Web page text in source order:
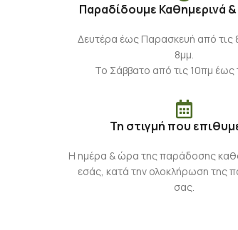
Παραδίδουμε Καθημερινά
Δευτέρα έως Παρασκευή από τις
8μμ.
Το Σάββατο από τις 10πμ έως
Τη στιγμή που
Η ημέρα & ώρα της παράδοσης
εσάς, κατά την ολοκλήρωση της
σας.